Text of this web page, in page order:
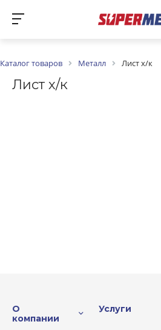
Каталог товаров Металл Лист х/к
Лист х/к
О
компании
Услуги